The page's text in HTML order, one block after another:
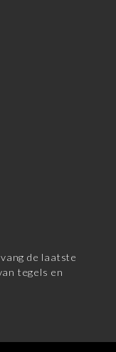
de laatste
tegels en